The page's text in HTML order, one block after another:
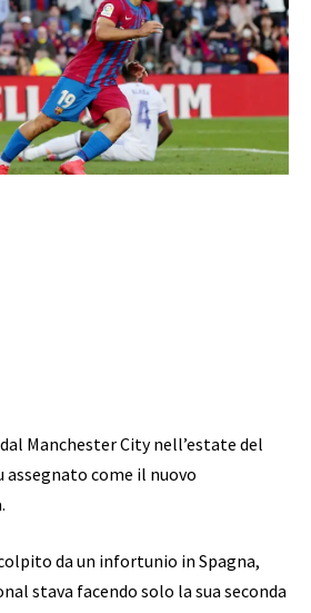
Manchester City nell’estate del
assegnato come il nuovo
da un infortunio in Spagna,
stava facendo solo la sua seconda